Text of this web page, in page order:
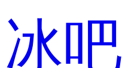
冰吧